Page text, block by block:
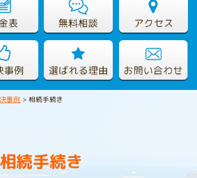
事例 >相続手続き
相続手続き